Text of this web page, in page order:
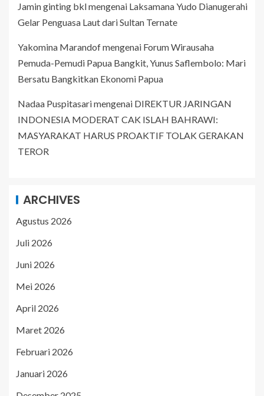
Jamin ginting bklmengenai Laksamana Yudo Dianugerahi
Gelar Penguasa Laut dari Sultan Ternate
Yakomina Marandofmengenai Forum Wirausaha
Pemuda-Pemudi Papua Bangkit, Yunus Saflembolo: Mari
Bersatu Bangkitkan Ekonomi Papua
Nadaa Puspitasarimengenai DIREKTUR JARINGAN
INDONESIA MODERAT CAK ISLAH BAHRAWI:
MASYARAKAT HARUS PROAKTIF TOLAK GERAKAN
TEROR
ARCHIVES
Agustus 2026
Juli 2026
Juni 2026
Mei 2026
April 2026
Maret 2026
Februari 2026
Januari 2026